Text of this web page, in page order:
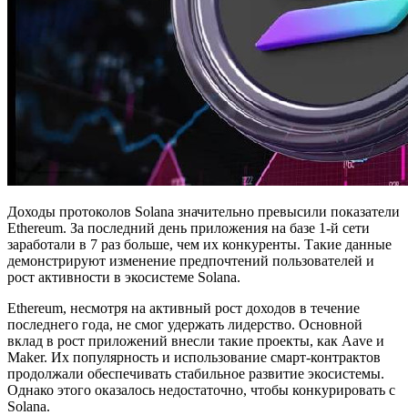
Доходы протоколов Solana значительно превысили показатели
Ethereum. За последний день приложения на базе 1-й сети
заработали в 7 раз больше, чем их конкуренты. Такие данные
демонстрируют изменение предпочтений пользователей и
рост активности в экосистеме Solana.
Ethereum, несмотря на активный рост доходов в течение
последнего года, не смог удержать лидерство. Основной
вклад в рост приложений внесли такие проекты, как Aave и
Maker. Их популярность и использование смарт-контрактов
продолжали обеспечивать стабильное развитие экосистемы.
Однако этого оказалось недостаточно, чтобы конкурировать с
Solana.